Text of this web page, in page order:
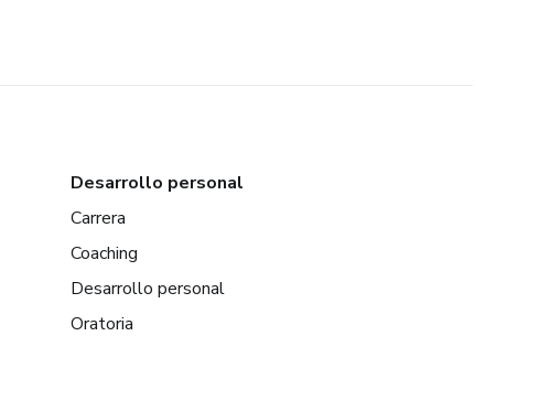
Desarrollo personal
Carrera
Coaching
Desarrollo personal
Oratoria